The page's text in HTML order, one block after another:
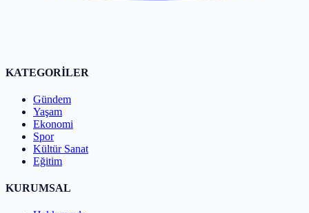
KATEGORİLER
Gündem
Yaşam
Ekonomi
Spor
Kültür Sanat
Eğitim
KURUMSAL